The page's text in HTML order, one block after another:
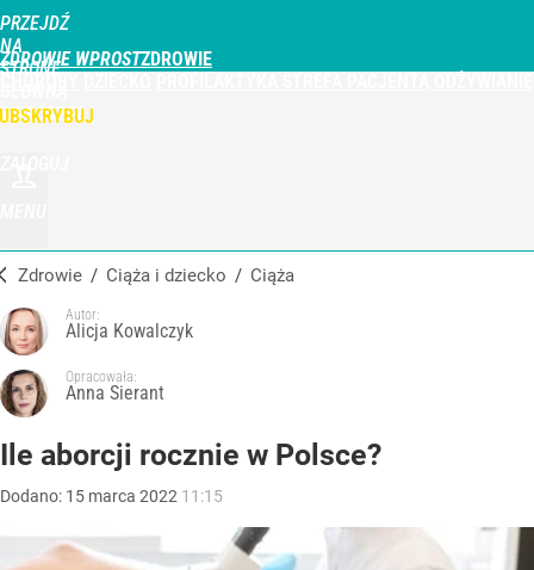
PRZEJDŹ
NA
STRONĘ
WPROST.PL
ZDROWIE WPROST
Zdrowie / Ciąża i dziecko / Ciąża
Autor:
Alicja Kowalczyk
Opracowała:
Anna Sierant
Ile aborcji rocznie w Polsce?
Dodano: 15 marca 2022 11:15